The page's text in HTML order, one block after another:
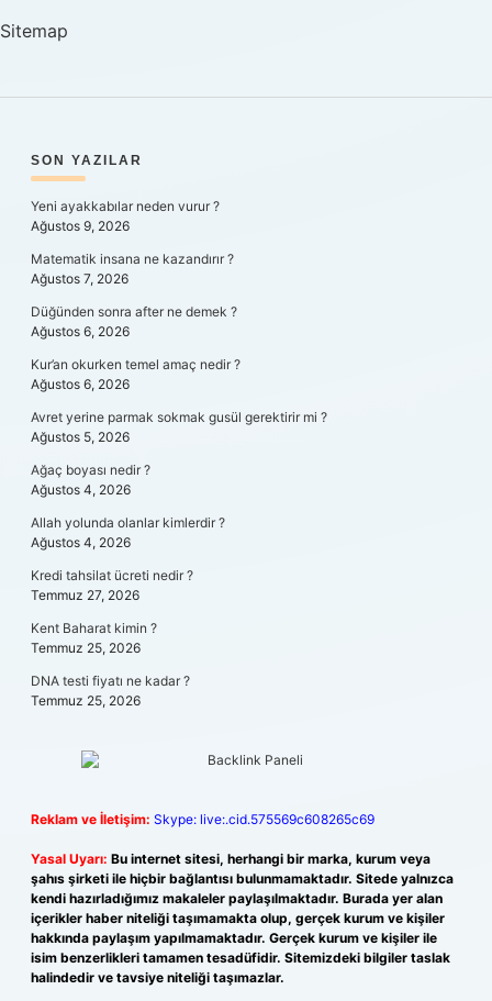
Sitemap
SIDEBAR
SON YAZILAR
Yeni ayakkabılar neden vurur ?
Ağustos 9, 2026
Matematik insana ne kazandırır ?
Ağustos 7, 2026
Düğünden sonra after ne demek ?
Ağustos 6, 2026
Kur’an okurken temel amaç nedir ?
Ağustos 6, 2026
Avret yerine parmak sokmak gusül gerektirir mi ?
Ağustos 5, 2026
Ağaç boyası nedir ?
Ağustos 4, 2026
Allah yolunda olanlar kimlerdir ?
Ağustos 4, 2026
Kredi tahsilat ücreti nedir ?
Temmuz 27, 2026
Kent Baharat kimin ?
Temmuz 25, 2026
DNA testi fiyatı ne kadar ?
Temmuz 25, 2026
Reklam ve İletişim: Skype: live:.cid.575569c608265c69
Yasal Uyarı: Bu internet sitesi, herhangi bir marka, kurum veya
şahıs şirketi ile hiçbir bağlantısı bulunmamaktadır. Sitede yalnızca
kendi hazırladığımız makaleler paylaşılmaktadır. Burada yer alan
içerikler haber niteliği taşımamakta olup, gerçek kurum ve kişiler
hakkında paylaşım yapılmamaktadır. Gerçek kurum ve kişiler ile
isim benzerlikleri tamamen tesadüfidir. Sitemizdeki bilgiler taslak
halindedir ve tavsiye niteliği taşımazlar.